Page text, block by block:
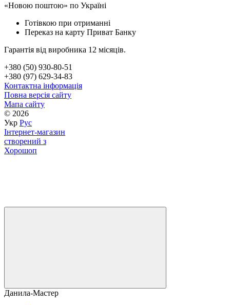
«Новою поштою» по Україні
Готівкою при отриманні
Переказ на карту Приват Банку
Гарантія від виробника 12 місяців.
+380 (50) 930-80-51
+380 (97) 629-34-83
Контактна інформація
Повна версія сайту
Мапа сайту
© 2026
Укр Рус
Інтернет-магазин
створений з
Хорошоп
Данила-Мастер